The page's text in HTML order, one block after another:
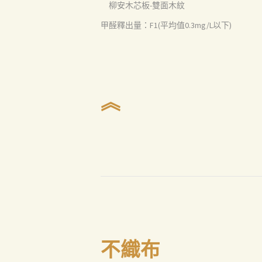
柳安木芯板-雙面木紋
甲醛釋出量：F1(平均值0.3mg/L以下)
︽
不織布